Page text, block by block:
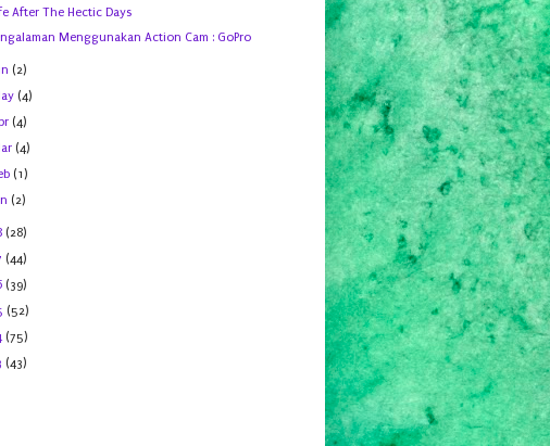
After The Hectic Days
Menggunakan Action Cam : GoPro
(2)
(4)
(4)
(4)
(1)
(2)
(28)
(44)
(39)
(52)
(75)
(43)